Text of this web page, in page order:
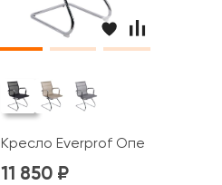
Кресло Everprof Опера СФ /
11 850